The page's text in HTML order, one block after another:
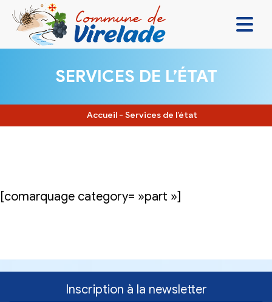
VIVRE ENSEMBLE
SE DIVERTIR
SERVICES DE L’ÉTAT
Accueil - Services de l’état
[comarquage category= »part »]
Inscription à la newsletter